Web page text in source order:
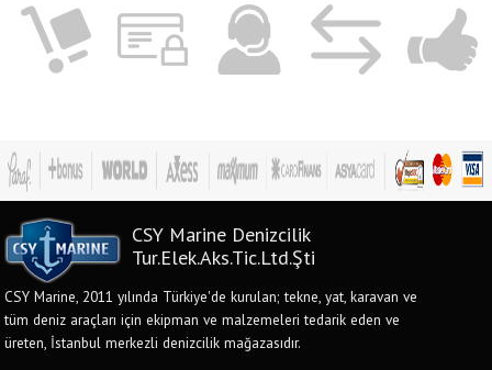
CSY Marine Denizcilik
Tur.Elek.Aks.Tic.Ltd.Şti
CSY Marine, 2011 yılında Türkiye'de kurulan; tekne, yat, karavan ve
tüm deniz araçları için ekipman ve malzemeleri tedarik eden ve
üreten, İstanbul merkezli denizcilik mağazasıdır.